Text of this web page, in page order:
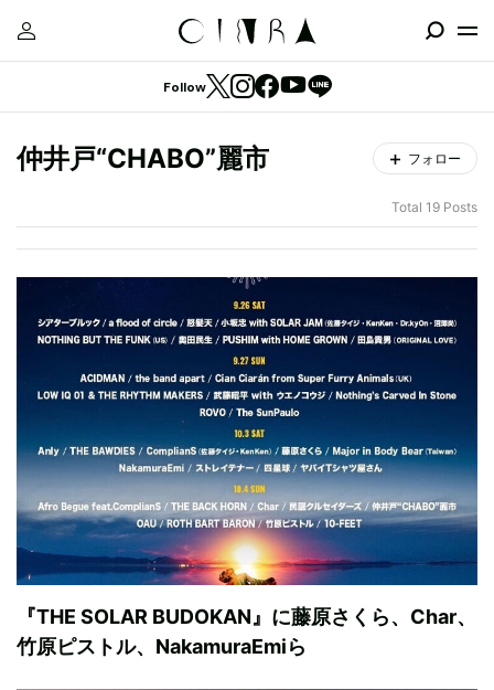
Follow
仲井戸“CHABO”麗市 フォロー
Total 19 Posts
『THE SOLAR BUDOKAN』に藤原さくら、Char、
竹原ピストル、NakamuraEmiら